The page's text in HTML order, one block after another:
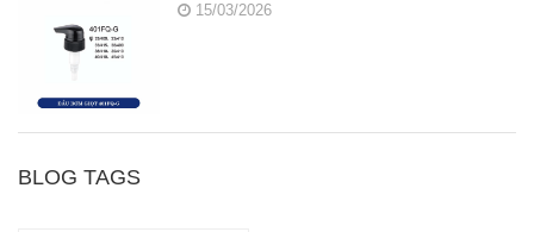
15/03/2026
BLOG TAGS